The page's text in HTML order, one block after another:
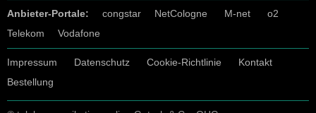
Anbieter-Portale: congstar NetCologne M-net
o2
Telekom
Vodafone
Impressum Datenschutz Cookie-Richtlinie
Kontakt
Bestellung